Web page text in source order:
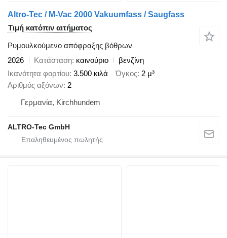
Altro-Tec / M-Vac 2000 Vakuumfass / Saugfass
Τιμή κατόπιν αιτήματος
Ρυμουλκούμενο απόφραξης βόθρων
2026
Κατάσταση καινούριο
βενζίνη
Ικανότητα φορτίου 3.500 κιλά Όγκος 2 μ³
Αριθμός αξόνων 2
Γερμανία, Kirchhundem
ALTRO-Tec GmbH